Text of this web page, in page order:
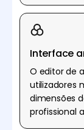
Interface
O editor de
utilizadores
dimensões
profissional